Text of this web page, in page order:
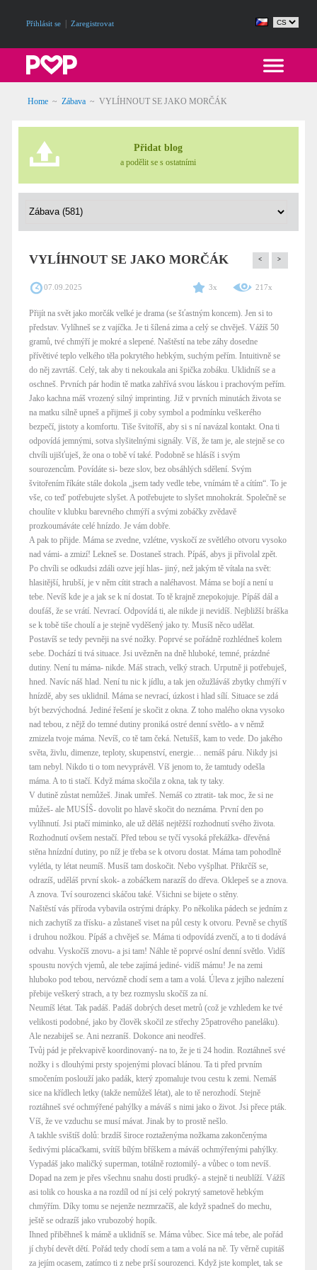
Přihlásit se Zaregistrovat
Home ~ Zábava ~ VYLÍHNOUT SE JAKO MORČÁK
Přidat blog
a podělit se s ostatními
VYLÍHNOUT SE JAKO MORČÁK < >
07.09.2025 3x 217x
Přijít na svět jako morčák velké je drama (se šťastným koncem). Jen si to
představ. Vylíhneš se z vajíčka. Je ti šílená zima a celý se chvěješ. Vážíš 50
gramů, tvé chmýří je mokré a slepené. Naštěstí na tebe záhy dosedne
přívětivé teplo velkého těla pokrytého hebkým, suchým peřím. Intuitivně se
do něj zavrtáš. Celý, tak aby ti nekoukala ani špička zobáku. Uklidníš se a
oschneš. Prvních pár hodin tě matka zahřívá svou láskou i prachovým peřím.
Jako kachna máš vrozený silný imprinting. Již v prvních minutách života se
na matku silně upneš a přijmeš ji coby symbol a podmínku veškerého
bezpečí, jistoty a komfortu. Tiše švitoříš, aby si s ní navázal kontakt. Ona ti
odpovídá jemnými, sotva slyšitelnými signály. Víš, že tam je, ale stejně se co
chvíli ujišťuješ, že ona o tobě ví také. Podobně se hlásíš i svým
sourozencům. Povídáte si- beze slov, bez obsáhlých sdělení. Svým
švitořením říkáte stále dokola „jsem tady vedle tebe, vnímám tě a cítím“. To je
vše, co teď potřebujete slyšet. A potřebujete to slyšet mnohokrát. Společně se
choulíte v klubku barevného chmýří a svými zobáčky zvědavě
prozkoumáváte celé hnízdo. Je vám dobře.
A pak to přijde. Máma se zvedne, vzlétne, vyskočí ze světlého otvoru vysoko
nad vámi- a zmizí! Lekneš se. Dostaneš strach. Pípáš, abys ji přivolal zpět.
Po chvíli se odkudsi zdáli ozve její hlas- jiný, než jakým tě vítala na svět:
hlasitější, hrubší, je v něm cítit strach a naléhavost. Máma se bojí a není u
tebe. Nevíš kde je a jak se k ní dostat. To tě krajně znepokojuje. Pípáš dál a
doufáš, že se vrátí. Nevrací. Odpovídá ti, ale nikde ji nevidíš. Nejbližší bráška
se k tobě tiše choulí a je stejně vyděšený jako ty. Musíš něco udělat.
Postavíš se tedy pevněji na své nožky. Poprvé se pořádně rozhlédneš kolem
sebe. Dochází ti tvá situace. Jsi uvězněn na dně hluboké, temné, prázdné
dutiny. Není tu máma- nikde. Máš strach, velký strach. Urputně ji potřebuješ,
hned. Navíc náš hlad. Není tu nic k jídlu, a tak jen ožužláváš zbytky chmýří v
hnízdě, aby ses uklidnil. Máma se nevrací, úzkost i hlad sílí. Situace se zdá
být bezvýchodná. Jediné řešení je skočit z okna. Z toho malého okna vysoko
nad tebou, z nějž do temné dutiny proniká ostré denní světlo- a v němž
zmizela tvoje máma. Nevíš, co tě tam čeká. Netušíš, kam to vede. Do jakého
světa, živlu, dimenze, teploty, skupenství, energie… nemáš páru. Nikdy jsi
tam nebyl. Nikdo ti o tom nevyprávěl. Víš jenom to, že tamtudy odešla
máma. A to ti stačí. Když máma skočila z okna, tak ty taky.
V dutině zůstat nemůžeš. Jinak umřeš. Nemáš co ztratit- tak moc, že si ne
můžeš- ale MUSÍŠ- dovolit po hlavě skočit do neznáma. První den po
vylíhnutí. Jsi ptačí miminko, ale už děláš nejtěžší rozhodnutí svého života.
Rozhodnutí ovšem nestačí. Před tebou se tyčí vysoká překážka- dřevěná
stěna hnízdní dutiny, po níž je třeba se k otvoru dostat. Máma tam pohodlně
vylétla, ty létat neumíš. Musíš tam doskočit. Nebo vyšplhat. Přikrčíš se,
odrazíš, uděláš první skok- a zobáčkem narazíš do dřeva. Oklepeš se a znova.
A znova. Tví sourozenci skáčou také. Všichni se bijete o stěny.
Naštěstí vás příroda vybavila ostrými drápky. Po několika pádech se jedním z
nich zachytíš za třísku- a zůstaneš viset na půl cesty k otvoru. Pevně se chytíš
i druhou nožkou. Pípáš a chvěješ se. Máma ti odpovídá zvenčí, a to ti dodává
odvahu. Vyskočíš znovu- a jsi tam! Náhle tě poprvé oslní denní světlo. Vidíš
spoustu nových vjemů, ale tebe zajímá jediné- vidíš mámu! Je na zemi
hluboko pod tebou, nervózně chodí sem a tam a volá. Úleva z jejího nalezení
přebije veškerý strach, a ty bez rozmyslu skočíš za ní.
Neumíš létat. Tak padáš. Padáš dobrých deset metrů (což je vzhledem ke tvé
velikosti podobné, jako by člověk skočil ze střechy 25patrového paneláku).
Ale nezabiješ se. Ani nezraníš. Dokonce ani neodřeš.
Tvůj pád je překvapivě koordinovaný- na to, že je ti 24 hodin. Roztáhneš své
nožky i s dlouhými prsty spojenými plovací blánou. Ta ti před prvním
smočením poslouží jako padák, který zpomaluje tvou cestu k zemi. Nemáš
sice na křídlech letky (takže nemůžeš létat), ale to tě nerozhodí. Stejně
roztáhneš své ochmýřené pahýlky a máváš s nimi jako o život. Jsi přece pták.
Víš, že ve vzduchu se musí mávat. Jinak by to prostě nešlo.
A takhle svištíš dolů: brzdíš široce roztaženýma nožkama zakončenýma
šedivými plácačkami, svítíš bílým bříškem a máváš ochmýřenými pahýlky.
Vypadáš jako maličký superman, totálně roztomilý- a vůbec o tom nevíš.
Dopad na zem je přes všechnu snahu dosti prudký- a stejně ti neublíží. Vážíš
asi tolik co houska a na rozdíl od ní jsi celý pokrytý sametově hebkým
chmýřím. Díky tomu se nejenže nezmrzačíš, ale když spadneš do mechu,
ještě se odrazíš jako vrubozobý hopík.
Ihned přiběhneš k mámě a uklidníš se. Máma vůbec. Sice má tebe, ale pořád
jí chybí devět dětí. Pořád tedy chodí sem a tam a volá na ně. Ty věrně cupitáš
za jejím ocasem, zatímco ti z nebe prší sourozenci. Když jste komplet, tak se